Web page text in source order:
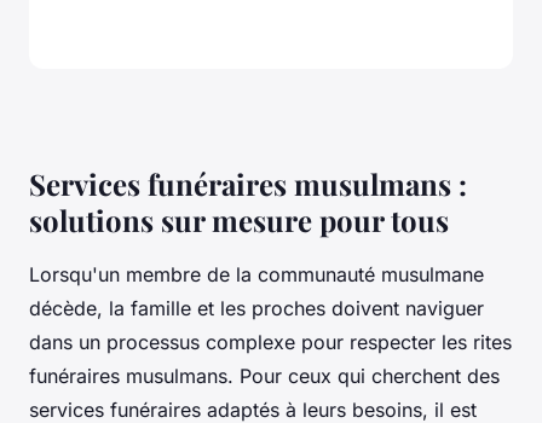
Services funéraires musulmans :
solutions sur mesure pour tous
Lorsqu'un membre de la communauté musulmane
décède, la famille et les proches doivent naviguer
dans un processus complexe pour respecter les rites
funéraires musulmans. Pour ceux qui cherchent des
services funéraires adaptés à leurs besoins, il est